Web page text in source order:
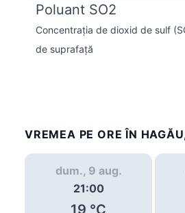
Poluant SO2
Concentrația de dioxid de sulf
de suprafață
VREMEA PE ORE ÎN
dum., 9 aug.
21:00
19 °C